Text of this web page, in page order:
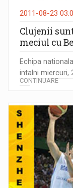
2011-08-23
Clujenii
meciul cu
Echipa
intalni miercuri,
CONTINUARE